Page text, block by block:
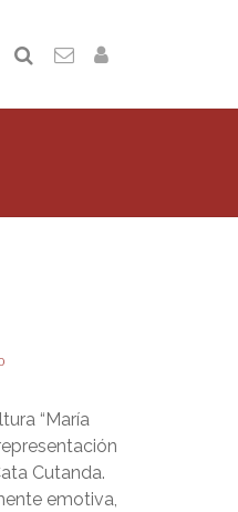
“María
Cutanda.
emotiva,